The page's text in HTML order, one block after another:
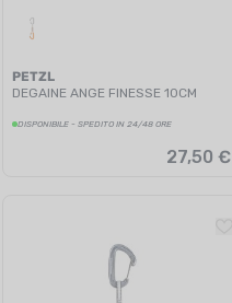
PETZL
DEGAINE ANGE FINESSE 10CM
DISPONIBILE - SPEDITO IN 24/48 ORE
27,50 €